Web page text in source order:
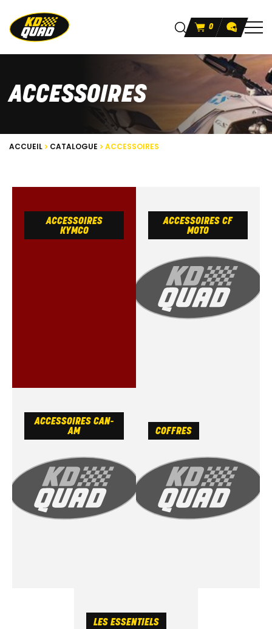
0
ACCESSOIRES
ACCUEIL CATALOGUE ACCESSOIRES
ACCESSOIRES
KYMCO
ACCESSOIRES CF
MOTO
ACCESSOIRES CAN-
AM
COFFRES
LES ESSENTIELS